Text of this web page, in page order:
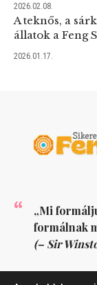
2026.02.08.
A teknős, a
állatok a Feng
2026.01.17.
„Mi
formálnak
(– Sir